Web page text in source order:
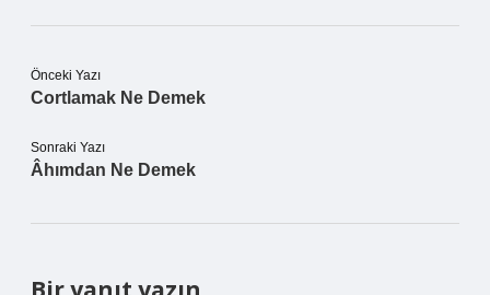
Önceki Yazı
Cortlamak Ne Demek
Sonraki Yazı
Âhımdan Ne Demek